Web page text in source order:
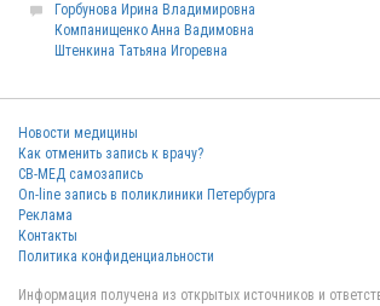
Горбунова Ирина Владимировна
Компанищенко Анна Вадимовна
Штенкина Татьяна Игоревна
Новости медицины
Как отменить запись к врачу?
СВ-МЕД самозапись
On-line запись в поликлиники Петербурга
Реклама
Контакты
Политика конфиденциальности
Информация получена из открытых источников и